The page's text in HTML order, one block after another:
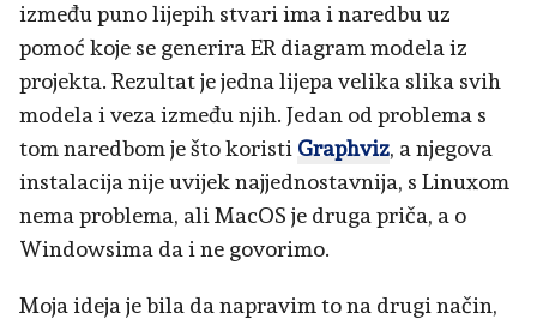
između puno lijepih stvari ima i naredbu uz
pomoć koje se generira ER diagram modela iz
projekta. Rezultat je jedna lijepa velika slika svih
modela i veza između njih. Jedan od problema s
tom naredbom je što koristi Graphviz, a njegova
instalacija nije uvijek najjednostavnija, s Linuxom
nema problema, ali MacOS je druga priča, a o
Windowsima da i ne govorimo.
Moja ideja je bila da napravim to na drugi način,